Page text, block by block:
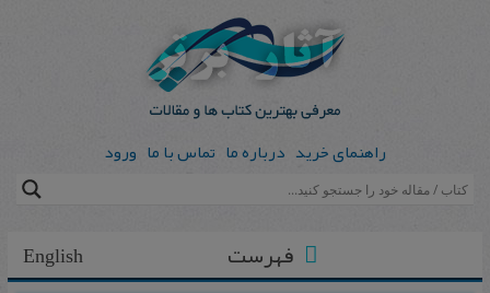
راهنمای خرید درباره ما تماس با ما ورود
English فهرست